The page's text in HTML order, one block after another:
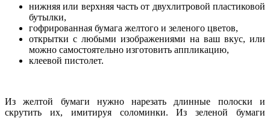
нижняя или верхняя часть от двухлитровой пластиковой
бутылки,
гофрированная бумага желтого и зеленого цветов,
открытки с любыми изображениями на ваш вкус, или
можно самостоятельно изготовить аппликацию,
клеевой пистолет.
Из желтой бумаги нужно нарезать длинные полоски и
скрутить их, имитируя соломинки. Из зеленой бумаги